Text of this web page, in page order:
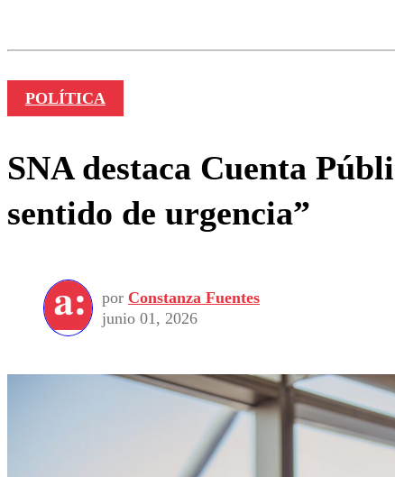
POLÍTICA
SNA destaca Cuenta
sentido de urgencia”
por Constanza Fuentes
junio 01, 2026